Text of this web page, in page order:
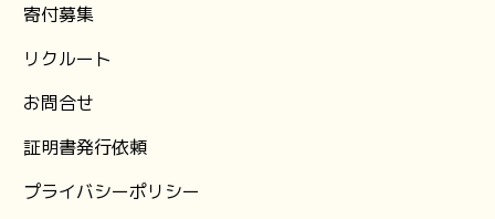
⁨寄付募集
リクルート
お問合せ
証明書発行依頼
プライバシーポリシー